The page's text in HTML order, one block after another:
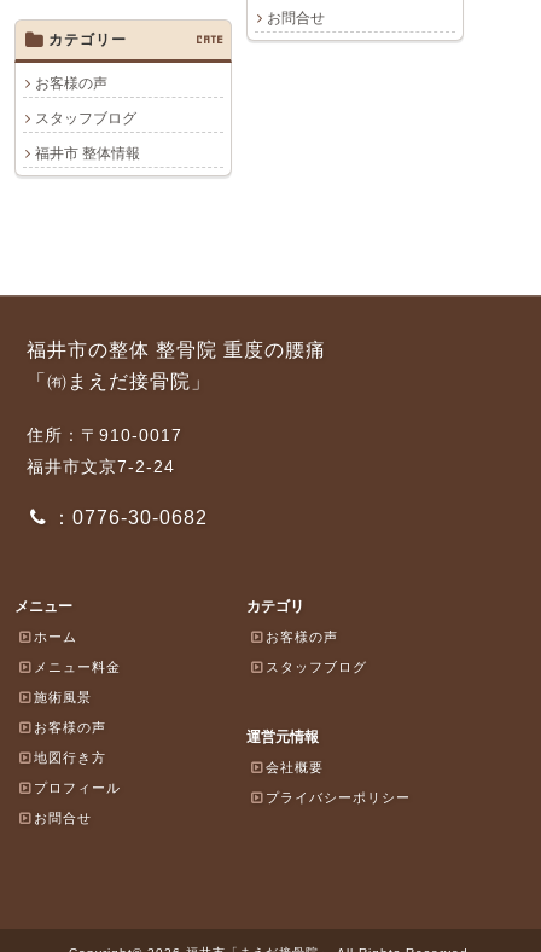
お問合せ
カテゴリー
CATE
お客様の声
スタッフブログ
福井市 整体情報
福井市の整体 整骨院 重度の腰痛
「㈲まえだ接骨院」
住所：〒910-0017
福井市文京7-2-24
：0776-30-0682
メニュー
ホーム
メニュー料金
施術風景
お客様の声
地図行き方
プロフィール
お問合せ
カテゴリ
お客様の声
スタッフブログ
運営元情報
会社概要
プライバシーポリシー